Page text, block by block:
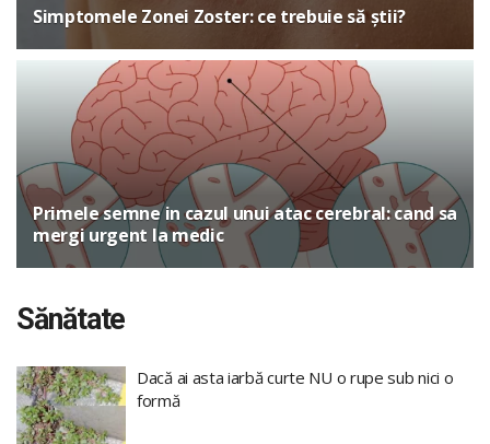
Simptomele Zonei Zoster: ce trebuie să știi?
Primele semne in cazul unui atac cerebral: cand sa
mergi urgent la medic
Sănătate
Dacă ai asta iarbă curte NU o rupe sub nici o
formă